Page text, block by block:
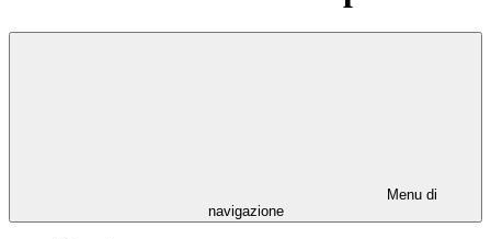
Menu di
navigazione